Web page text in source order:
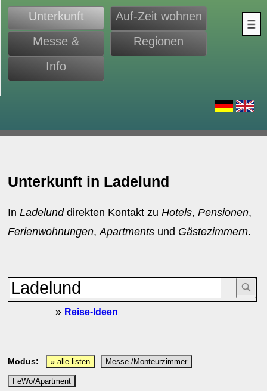
Unterkunft
Auf-Zeit wohnen
Messe &
Monteure
Regionen
Info
Unterkunft in Ladelund
InLadelunddirekten Kontakt zuHotels,Pensionen,
Ferienwohnungen,Apartments und Gästezimmern.
» Reise-Ideen
Modus: » alle listen Messe-/Monteurzimmer
FeWo/Apartment